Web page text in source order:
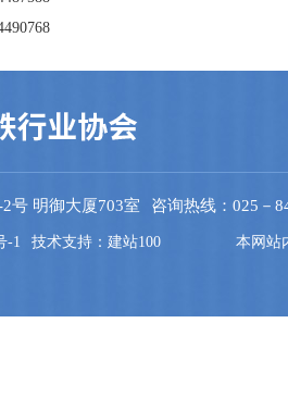
号 明御大厦703室 咨询热线：025－
-1 技术支持：建站100 本网站